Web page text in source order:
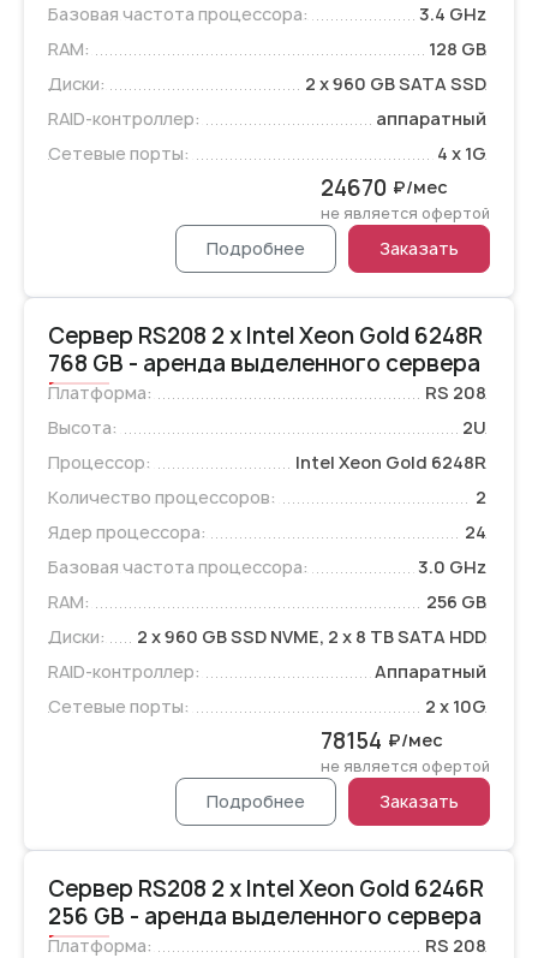
Базовая частота процессора:
3.4 GHz
RAM:
128 GB
Диски:
2 x 960 GB SATA SSD
RAID-контроллер:
аппаратный
Сетевые порты:
4 x 1G
24670 ₽/мес
не является офертой
Подробнее Заказать
Сервер RS208 2 x Intel Xeon Gold 6248R
768 GB - аренда выделенного сервера
Платформа:
RS 208
Высота:
2U
Процессор:
Intel Xeon Gold 6248R
Количество процессоров:
2
Ядер процессора:
24
Базовая частота процессора:
3.0 GHz
RAM:
256 GB
Диски:
2 x 960 GB SSD NVME, 2 x 8 TB SATA HDD
RAID-контроллер:
Аппаратный
Сетевые порты:
2 x 10G
78154 ₽/мес
не является офертой
Подробнее Заказать
Сервер RS208 2 x Intel Xeon Gold 6246R
256 GB - аренда выделенного сервера
Платформа:
RS 208